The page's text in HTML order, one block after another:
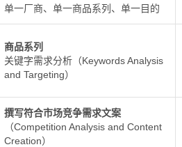
单一厂商、单一商品系列、单一目的
商品系列
关键字需求分析（Keywords Analysis
and Targeting）
撰写符合市场竞争需求文案
（Competition Analysis and Content
Creation）